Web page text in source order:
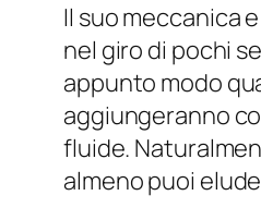
Il suo meccanica
nel giro di pochi
appunto modo
aggiungeranno
fluide.
almeno puoi